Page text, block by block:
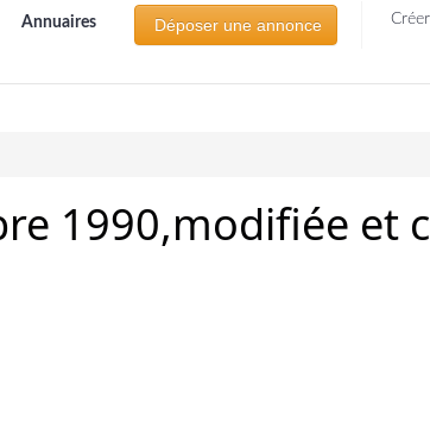
Annuaires Déposer une annonce
1990,modifiée et